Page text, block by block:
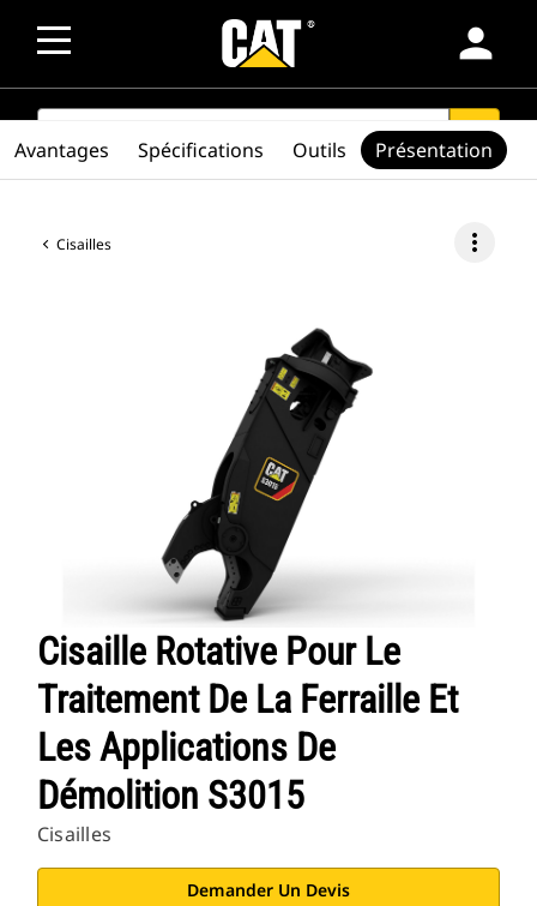
person
SEARCH search
Cisailles more_vert
Cisaille Rotative Pour Le
Traitement De La Ferraille Et
Les Applications De
Démolition S3015
Cisailles
Demander Un Devis
Avantages Spécifications Outils Présentation